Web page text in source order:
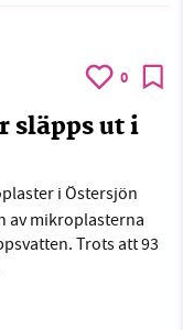
0
släpps ut i
i Östersjön
av mikroplasterna
Trots att 93